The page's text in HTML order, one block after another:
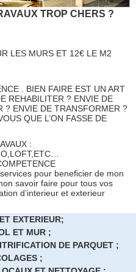
TROP CHERS ?
LES MURS ET 12€ LE M2
. BIEN FAIRE EST UN ART
REHABILITER ? ENVIE DE
? ENVIE DE TRANSFORMER ?
QUE L’ON FASSE DE
:
pour beneficier de mon
savoir faire pour tous vos
d’interieur et exterieur
EXTERIEUR;
ET MUR ;
DE PARQUET ;
;